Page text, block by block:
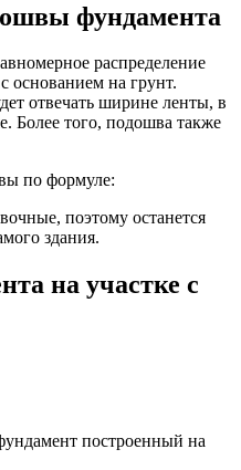
фундамента
распределение
основанием на грунт.
отвечать ширине ленты, в
Более того, подошва также
по формуле:
поэтому останется
здания.
на участке с
построенный на